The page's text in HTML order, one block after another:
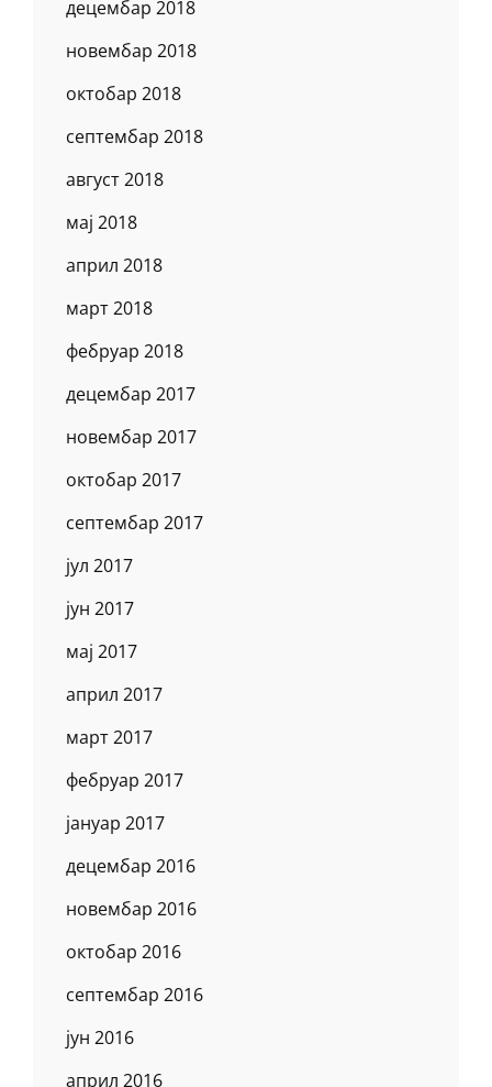
децембар 2018
новембар 2018
октобар 2018
септембар 2018
август 2018
мај 2018
април 2018
март 2018
фебруар 2018
децембар 2017
новембар 2017
октобар 2017
септембар 2017
јул 2017
јун 2017
мај 2017
април 2017
март 2017
фебруар 2017
јануар 2017
децембар 2016
новембар 2016
октобар 2016
септембар 2016
јун 2016
април 2016